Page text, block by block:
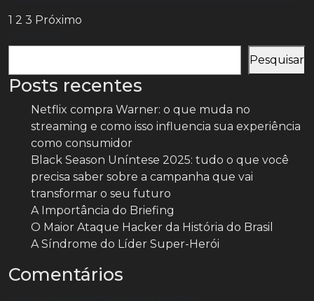
Paginação
de
1 2 3 Próximo
Pesquisar
Posts recentes
Netflix compra Warner: o que muda no
streaming e como isso influencia sua experiência
como consumidor
Black Season Uníntese 2025: tudo o que você
precisa saber sobre a campanha que vai
transformar o seu futuro
A Importância do Briefing
O Maior Ataque Hacker da História do Brasil
A Síndrome do Líder Super-Herói
Comentários